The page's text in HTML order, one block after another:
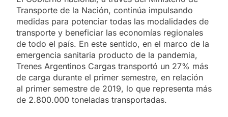
Transporte de la Nación, continúa impulsando
medidas para potenciar todas las modalidades de
transporte y beneficiar las economías regionales
de todo el país. En este sentido, en el marco de la
emergencia sanitaria producto de la pandemia,
Trenes Argentinos Cargas transportó un 27% más
de carga durante el primer semestre, en relación
al primer semestre de 2019, lo que representa más
de 2.800.000 toneladas transportadas.